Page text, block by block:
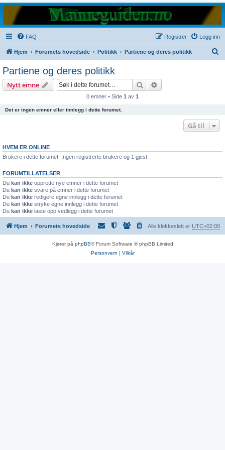
FAQ Logg inn
Registrer
Hjem Forumets hovedside Politikk Partiene og deres politikk
Partiene og deres politikk
Nytt emne Søk
0 emner • Side 1 av 1
Det er ingen emner eller innlegg i dette forumet.
Gå til
HVEM ER ONLINE
Brukere i dette forumet: Ingen registrerte brukere og 1 gjest
FORUMTILLATELSER
Du kan ikke opprette nye emner i dette forumet
Du kan ikke svare på emner i dette forumet
Du kan ikke redigere egne innlegg i dette forumet
Du kan ikke stryke egne innlegg i dette forumet
Du kan ikke laste opp vedlegg i dette forumet
Hjem Forumets hovedside Alle klokkeslett er UTC+02:00
Kjører på phpBB® Forum Software © phpBB Limited
Personvern | Vilkår